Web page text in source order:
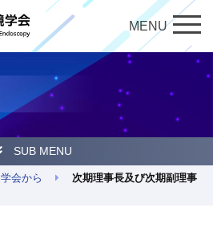
MENU
SUB MENU
学会から
次期理事長及び次期副理事